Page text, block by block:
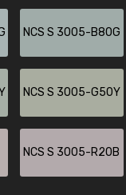
NCS S 3005-B80G
NCS S 3005-G50Y
NCS S 3005-R20B